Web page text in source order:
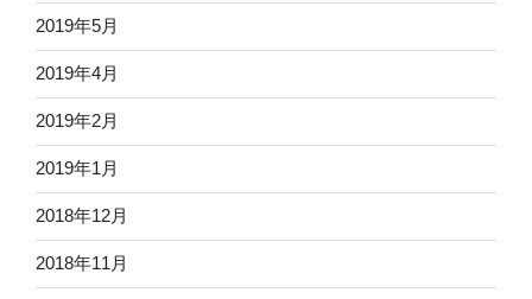
2019年5月
2019年4月
2019年2月
2019年1月
2018年12月
2018年11月